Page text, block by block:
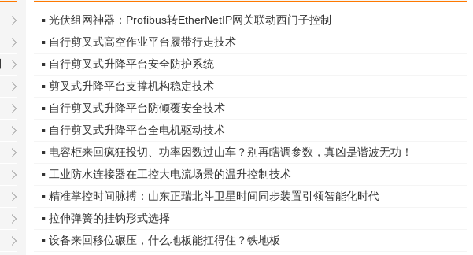
▪ 光伏组网神器：Profibus转EtherNetIP网关联动西门子控制
▪ 自行剪叉式高空作业平台履带行走技术
▪ 自行剪叉式升降平台安全防护系统
▪ 剪叉式升降平台支撑机构稳定技术
▪ 自行剪叉式升降平台防倾覆安全技术
▪ 自行剪叉式升降平台全电机驱动技术
▪ 电容柜来回疯狂投切、功率因数过山车？别再瞎调参数，真凶是谐波无功！
▪ 工业防水连接器在工控大电流场景的温升控制技术
▪ 精准掌控时间脉搏：山东正瑞北斗卫星时间同步装置引领智能化时代
▪ 拉伸弹簧的挂钩形式选择
▪ 设备来回移位碾压，什么地板能扛得住？铁地板